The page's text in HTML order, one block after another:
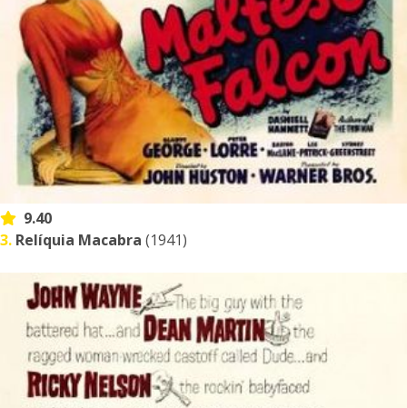
9.40
3. Relíquia Macabra (1941)